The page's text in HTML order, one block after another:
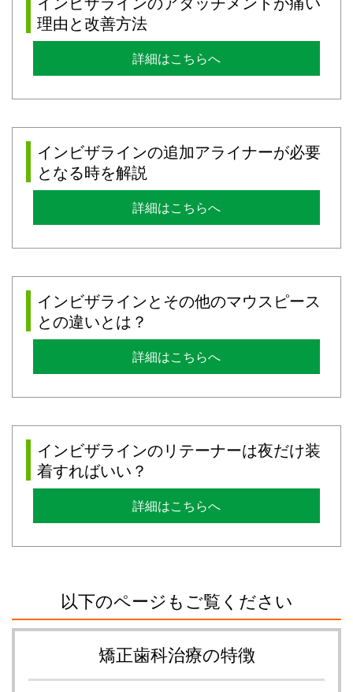
理由と改善方法
詳細はこちらへ
インビザラインの追加アライナーが必要
となる時を解説
詳細はこちらへ
インビザラインとその他のマウスピース
との違いとは？
詳細はこちらへ
インビザラインのリテーナーは夜だけ装
着すればいい？
詳細はこちらへ
以下のページもご覧ください
矯正歯科治療の特徴